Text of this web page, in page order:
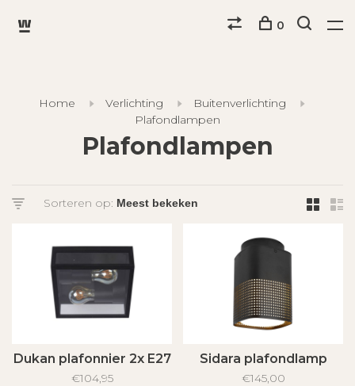
0
Home Verlichting
Buitenverlichting
Plafondlampen
Plafondlampen
Sorteren op:
Dukan plafonnier 2x E27
€104,95
Sidara plafondlamp
€145,00